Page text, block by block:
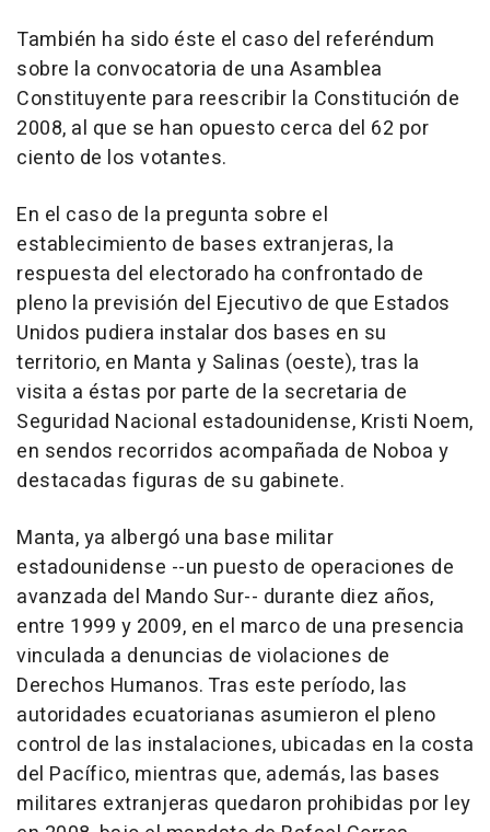
También ha sido éste el caso del referéndum
sobre la convocatoria de una Asamblea
Constituyente para reescribir la Constitución de
2008, al que se han opuesto cerca del 62 por
ciento de los votantes.
En el caso de la pregunta sobre el
establecimiento de bases extranjeras, la
respuesta del electorado ha confrontado de
pleno la previsión del Ejecutivo de que Estados
Unidos pudiera instalar dos bases en su
territorio, en Manta y Salinas (oeste), tras la
visita a éstas por parte de la secretaria de
Seguridad Nacional estadounidense, Kristi Noem,
en sendos recorridos acompañada de Noboa y
destacadas figuras de su gabinete.
Manta, ya albergó una base militar
estadounidense --un puesto de operaciones de
avanzada del Mando Sur-- durante diez años,
entre 1999 y 2009, en el marco de una presencia
vinculada a denuncias de violaciones de
Derechos Humanos. Tras este período, las
autoridades ecuatorianas asumieron el pleno
control de las instalaciones, ubicadas en la costa
del Pacífico, mientras que, además, las bases
militares extranjeras quedaron prohibidas por ley